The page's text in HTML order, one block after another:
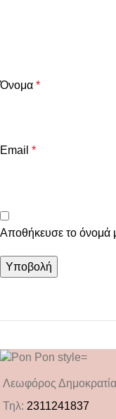
Όνομα *
Email *
Αποθήκευσε το όνομά
Λεωφόρος
Τηλ: 2311241837